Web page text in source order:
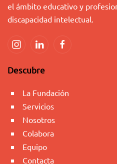
el ámbito educativo y
discapacidad intelectual.
Descubre
La Fundación
Servicios
Nosotros
Colabora
Equipo
Contacta